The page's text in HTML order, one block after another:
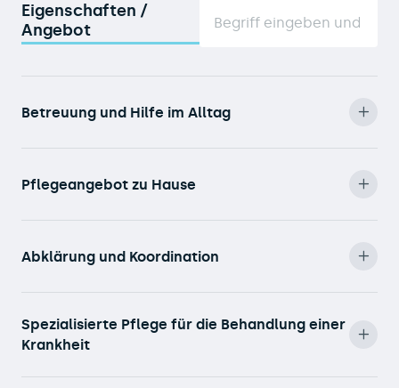
Eigenschaften /
Angebot
Betreuung und Hilfe im Alltag
Pflegeangebot zu Hause
Abklärung und Koordination
Spezialisierte Pflege für die Behandlung einer
Krankheit